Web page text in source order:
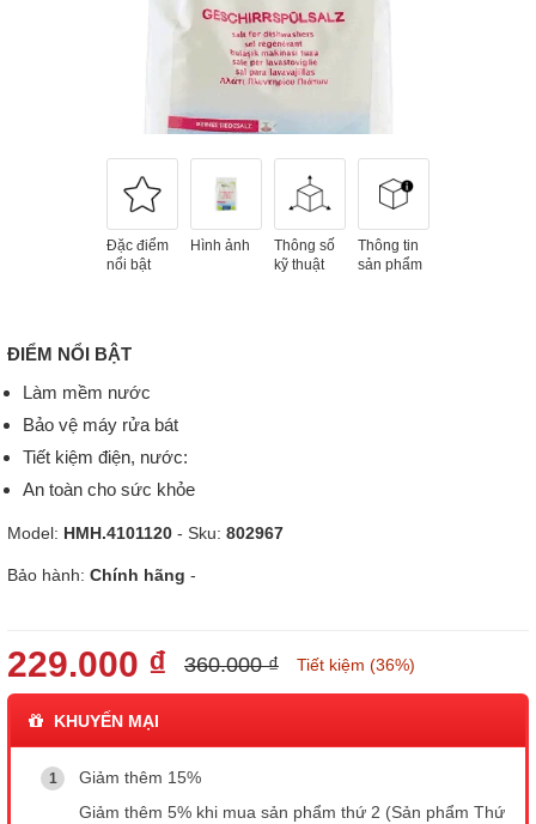
Đặc điểm
nổi bật
Hình ảnh
Thông số
kỹ thuật
Thông tin
sản phẩm
ĐIỂM NỔI BẬT
Làm mềm nước
Bảo vệ máy rửa bát
Tiết kiệm điện, nước:
An toàn cho sức khỏe
Model: HMH.4101120 - Sku: 802967
Bảo hành: Chính hãng -
229.000 ₫ 360.000 ₫ Tiết kiệm (36%)
KHUYẾN MẠI
Giảm thêm 15%
Giảm thêm 5% khi mua sản phẩm thứ 2 (Sản phẩm Thứ